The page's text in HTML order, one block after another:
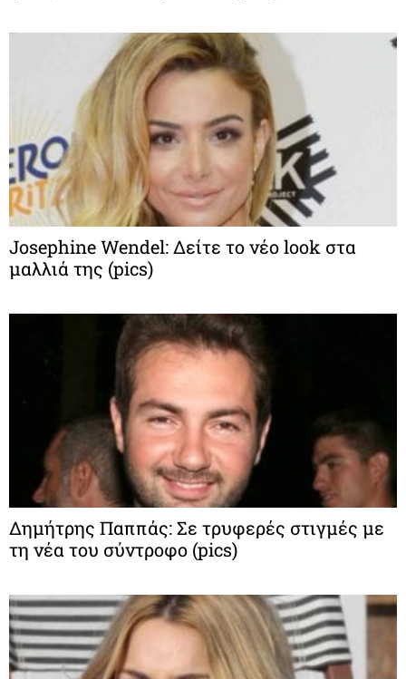
Josephine Wendel: Δείτε το νέο look στα
μαλλιά της (pics)
Δημήτρης Παππάς: Σε τρυφερές στιγμές με
τη νέα του σύντροφο (pics)